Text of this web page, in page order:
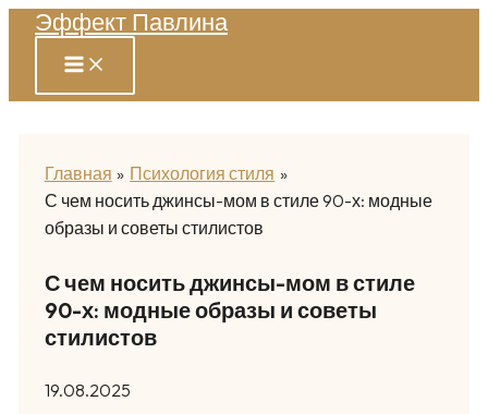
Перейти
содержимому
Эффект Павлина
Главная
Психология стиля
С чем носить джинсы-мом в стиле 90-х: модные
образы и советы стилистов
С чем носить джинсы-мом в стиле
90-х: модные образы и советы
стилистов
19.08.2025